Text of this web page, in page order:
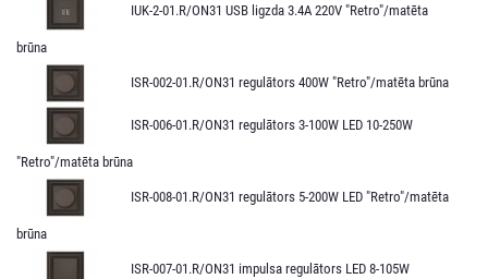
IUK-2-01.R/ON31 USB ligzda 3.4A 220V "Retro"/matēta
brūna
ISR-002-01.R/ON31 regulātors 400W "Retro"/matēta brūna
ISR-006-01.R/ON31 regulātors 3-100W LED 10-250W
"Retro"/matēta brūna
ISR-008-01.R/ON31 regulātors 5-200W LED "Retro"/matēta
brūna
ISR-007-01.R/ON31 impulsa regulātors LED 8-105W